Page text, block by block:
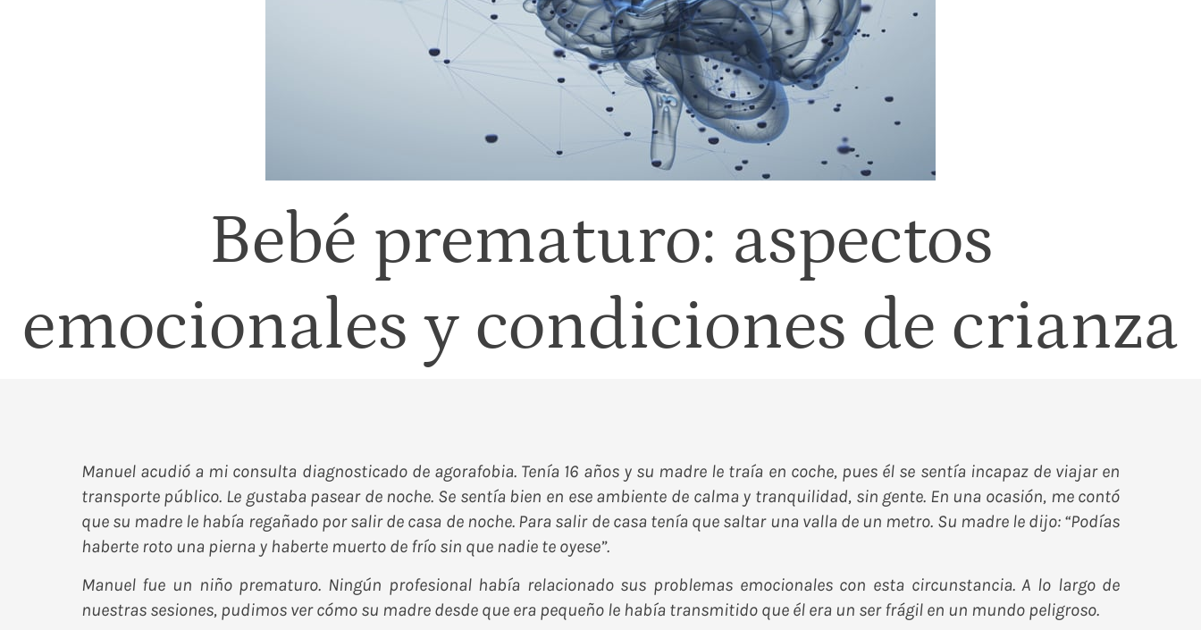
Bebé prematuro: aspectos
emocionales y condiciones de crianza
Manuel acudió a mi consulta diagnosticado de agorafobia. Tenía 16 años y su madre le traía en coche, pues él se sentía incapaz de viajar en
transporte público. Le gustaba pasear de noche. Se sentía bien en ese ambiente de calma y tranquilidad, sin gente. En una ocasión, me contó
que su madre le había regañado por salir de casa de noche. Para salir de casa tenía que saltar una valla de un metro. Su madre le dijo: “Podías
haberte roto una pierna y haberte muerto de frío sin que nadie te oyese”.
Manuel fue un niño prematuro. Ningún profesional había relacionado sus problemas emocionales con esta circunstancia. A lo largo de
nuestras sesiones, pudimos ver cómo su madre desde que era pequeño le había transmitido que él era un ser frágil en un mundo peligroso.